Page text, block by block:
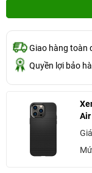
Giao hàng toàn
Quyền lợi bảo
Air